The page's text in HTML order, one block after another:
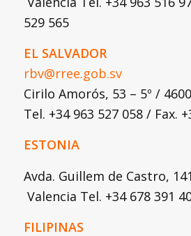
529 565
EL SALVADOR
rbv@rree.gob.sv
Cirilo Amorós, 53 – 5º /
Tel. +34 963 527 058 / Fax.
ESTONIA
Avda. Guillem de Castro,
Valencia Tel. +34 678 391
FILIPINAS